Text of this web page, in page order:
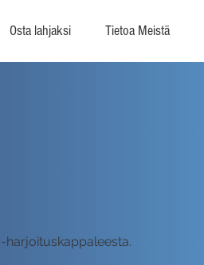
Osta lahjaksi Tietoa Meistä
harjoituskappaleesta.